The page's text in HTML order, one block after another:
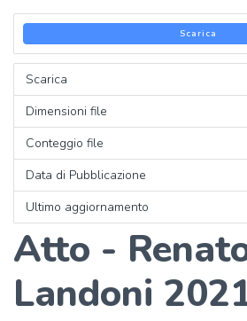
Scarica
Scarica
Dimensioni file
Conteggio file
Data di Pubblicazione
Ultimo aggiornamento
Atto -
Landoni